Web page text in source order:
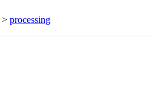
> processing